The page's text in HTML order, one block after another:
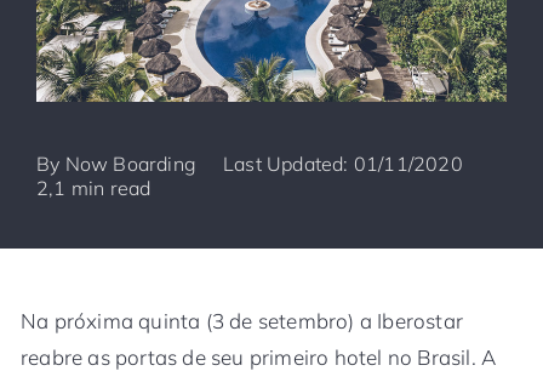
By Now Boarding
Last Updated: 01/11/2020
2,1 min read
Na próxima quinta (3 de setembro) a Iberostar
reabre as portas de seu primeiro hotel no Brasil. A